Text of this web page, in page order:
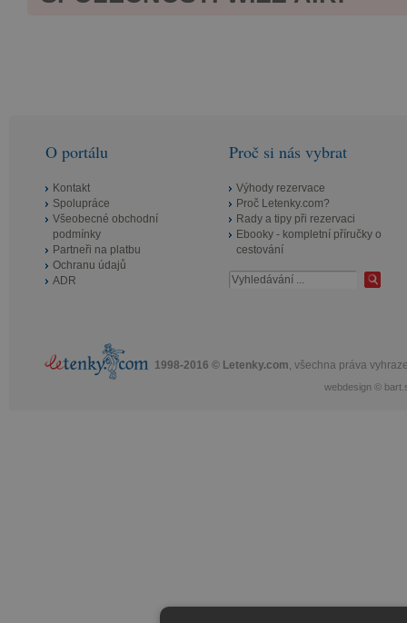
O portálu
Kontakt
Spolupráce
Všeobecné obchodní
podmínky
Partneři na platbu
Ochranu údajů
ADR
Proč si nás vybrat
Výhody rezervace
Proč Letenky.com?
Rady a tipy při rezervaci
Ebooky - kompletní příručky o
cestování
1998-2016 © Letenky.com, všechna práva
webdesign ©